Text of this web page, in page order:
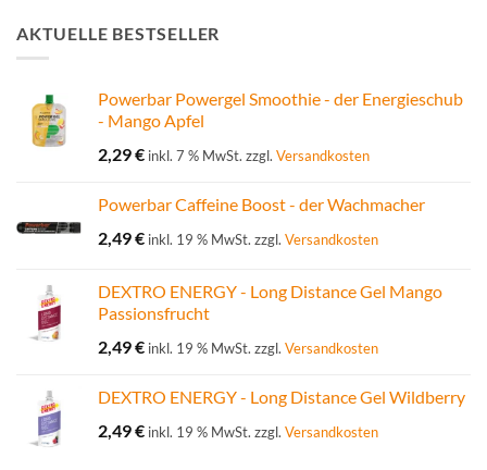
AKTUELLE BESTSELLER
Powerbar Powergel Smoothie - der Energieschub
- Mango Apfel
2,29€ inkl. 7 % MwSt. zzgl. Versandkosten
Powerbar Caffeine Boost - der Wachmacher
2,49€ inkl. 19 % MwSt. zzgl. Versandkosten
DEXTRO ENERGY - Long Distance Gel Mango
Passionsfrucht
2,49€ inkl. 19 % MwSt. zzgl. Versandkosten
DEXTRO ENERGY - Long Distance Gel Wildberry
2,49€ inkl. 19 % MwSt. zzgl. Versandkosten